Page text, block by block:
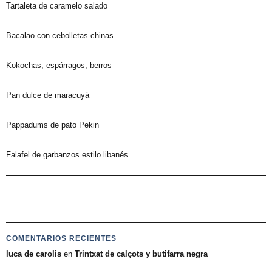
Tartaleta de caramelo salado
Bacalao con cebolletas chinas
Kokochas, espárragos, berros
Pan dulce de maracuyá
Pappadums de pato Pekin
Falafel de garbanzos estilo libanés
COMENTARIOS RECIENTES
luca de carolis en Trintxat de calçots y butifarra negra